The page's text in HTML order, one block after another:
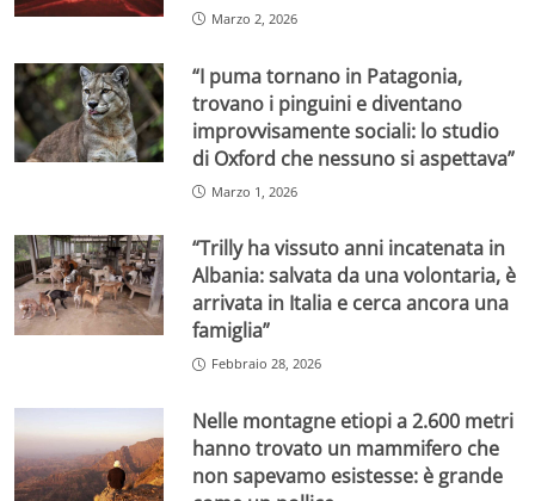
Marzo 2, 2026
“I puma tornano in Patagonia,
trovano i pinguini e diventano
improvvisamente sociali: lo studio
di Oxford che nessuno si aspettava”
Marzo 1, 2026
“Trilly ha vissuto anni incatenata in
Albania: salvata da una volontaria, è
arrivata in Italia e cerca ancora una
famiglia”
Febbraio 28, 2026
Nelle montagne etiopi a 2.600 metri
hanno trovato un mammifero che
non sapevamo esistesse: è grande